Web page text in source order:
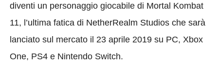
diventi un personaggio giocabile di Mortal Kombat
11, l’ultima fatica di NetherRealm Studios che sarà
lanciato sul mercato il 23 aprile 2019 su PC, Xbox
One, PS4 e Nintendo Switch.